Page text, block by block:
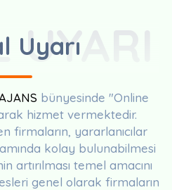
Uyarı
UYARI
bünyesinde "Online
hizmet vermektedir.
firmaların, yararlanıcılar
kolay bulunabilmesi
artırılması temel amacını
genel olarak firmaların